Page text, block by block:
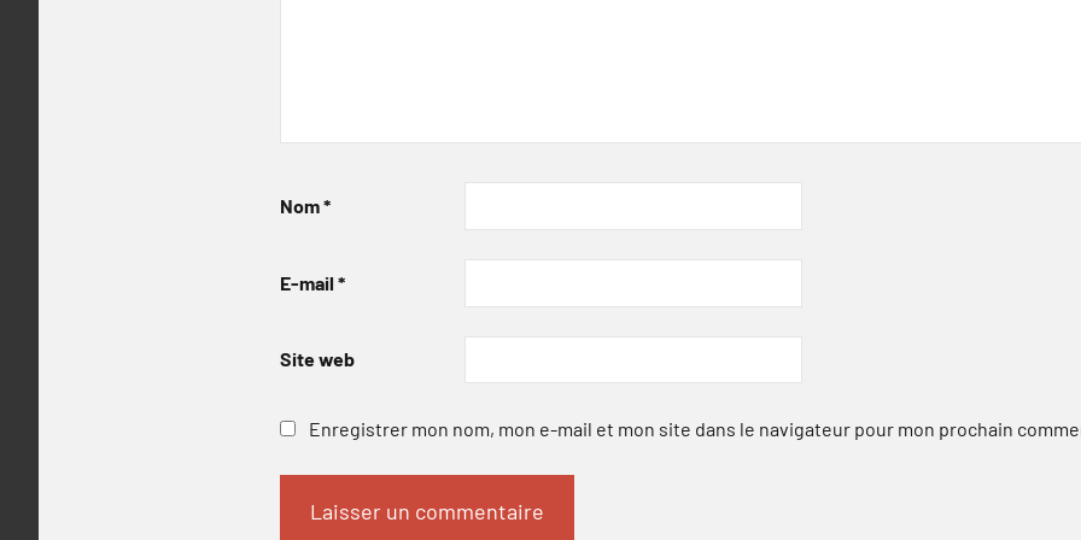
Nom*
E-mail *
Site web
Enregistrer mon nom, mon e-mail et mon site dans le navigateur pour mon prochain